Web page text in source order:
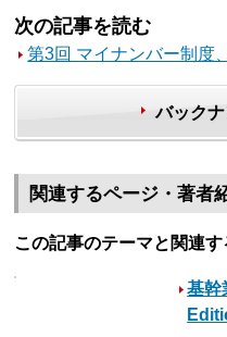
次の記事を読む
第3回 マイナンバー制度
バック
関連するページ・著者
この記事のテーマと関連
基幹